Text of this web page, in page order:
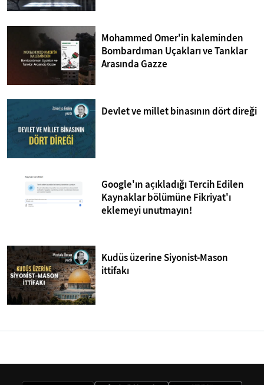
Mohammed Omer'in kaleminden
Bombardıman Uçakları ve Tanklar
Arasında Gazze
Devlet ve millet binasının dört direği
Google'ın açıkladığı Tercih Edilen
Kaynaklar bölümüne Fikriyat'ı
eklemeyi unutmayın!
Kudüs üzerine Siyonist-Mason
ittifakı